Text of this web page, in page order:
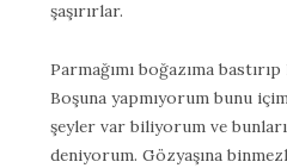
şaşırırlar.
Parmağımı boğazıma
Boşuna yapmıyorum bunu
şeyler var biliyorum ve
deniyorum. Gözyaşına